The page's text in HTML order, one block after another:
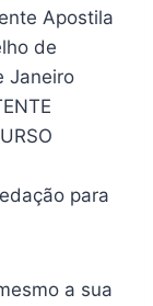
Apostila
de
Janeiro
para
a sua